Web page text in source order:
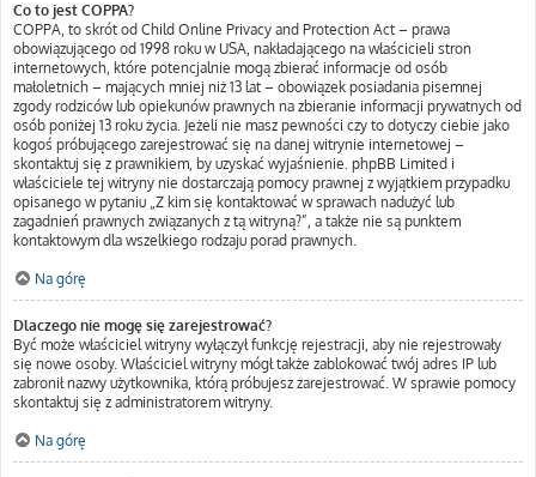
Co to jest COPPA?
COPPA, to skrót od Child Online Privacy and Protection Act – prawa
obowiązującego od 1998 roku w USA, nakładającego na właścicieli stron
internetowych, które potencjalnie mogą zbierać informacje od osób
małoletnich – mających mniej niż 13 lat – obowiązek posiadania pisemnej
zgody rodziców lub opiekunów prawnych na zbieranie informacji prywatnych od
osób poniżej 13 roku życia. Jeżeli nie masz pewności czy to dotyczy ciebie jako
kogoś próbującego zarejestrować się na danej witrynie internetowej –
skontaktuj się z prawnikiem, by uzyskać wyjaśnienie. phpBB Limited i
właściciele tej witryny nie dostarczają pomocy prawnej z wyjątkiem przypadku
opisanego w pytaniu „Z kim się kontaktować w sprawach nadużyć lub
zagadnień prawnych związanych z tą witryną?”, a także nie są punktem
kontaktowym dla wszelkiego rodzaju porad prawnych.
Na górę
Dlaczego nie mogę się zarejestrować?
Być może właściciel witryny wyłączył funkcję rejestracji, aby nie rejestrowały
się nowe osoby. Właściciel witryny mógł także zablokować twój adres IP lub
zabronił nazwy użytkownika, którą próbujesz zarejestrować. W sprawie pomocy
skontaktuj się z administratorem witryny.
Na górę